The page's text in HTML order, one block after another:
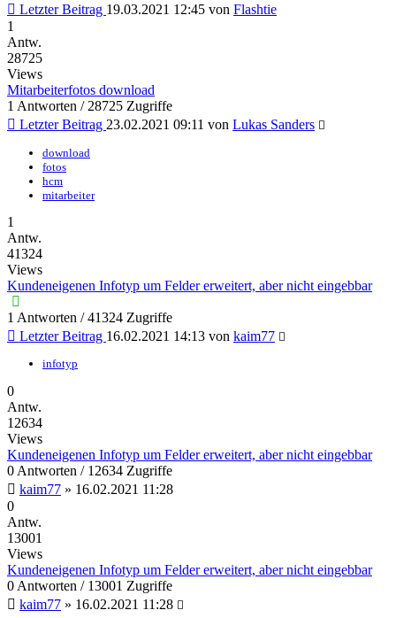
Letzter Beitrag 19.03.2021 12:45 von Flashtie
1
Antw.
28725
Views
Mitarbeiterfotos download
1 Antworten / 28725 Zugriffe
Letzter Beitrag 23.02.2021 09:11 von Lukas Sanders
download
fotos
hcm
mitarbeiter
1
Antw.
41324
Views
Kundeneigenen Infotyp um Felder erweitert, aber nicht eingebbar
1 Antworten / 41324 Zugriffe
Letzter Beitrag 16.02.2021 14:13 von kaim77
infotyp
0
Antw.
12634
Views
Kundeneigenen Infotyp um Felder erweitert, aber nicht eingebbar
0 Antworten / 12634 Zugriffe
kaim77 » 16.02.2021 11:28
0
Antw.
13001
Views
Kundeneigenen Infotyp um Felder erweitert, aber nicht eingebbar
0 Antworten / 13001 Zugriffe
kaim77 » 16.02.2021 11:28